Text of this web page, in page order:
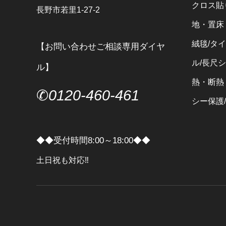
長野市若里1-27-2
【お問い合わせご相談専用ダイヤ
ル】
✆0120-460-461
◆◆受付時間8:00～18:00◆◆
土日祝も対応‼
クロス
地・置床
絨毯/タ
ル/長尺
熱・断熱
シー保